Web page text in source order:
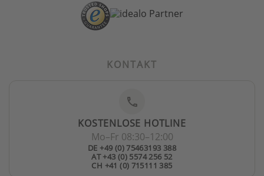
KONTAKT
phone
KOSTENLOSE HOTLINE
Mo–Fr 08:30–12:00
DE +49 (0) 75463193 388
AT +43 (0) 5574 256 52
CH +41 (0) 715111 385